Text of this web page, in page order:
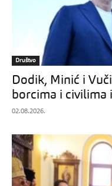
Društvo
Dodik, Minić i
borcima i civilima
02.08.2026.